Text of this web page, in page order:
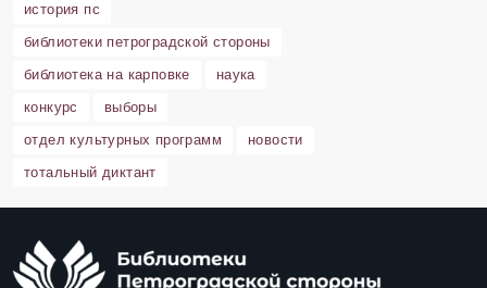
история пс
библиотеки петроградской стороны
библиотека на карповке
наука
конкурс
выборы
отдел культурных программ
новости
тотальный диктант